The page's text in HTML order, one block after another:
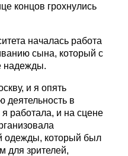
концов грохнулись
началась работа
сына, который с
надежды.
и я опять
деятельность в
работала, и на сцене
одежды, который был
для зрителей,